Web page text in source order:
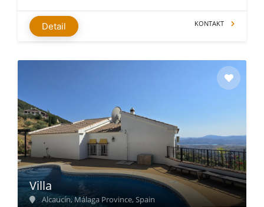
Detail KONTAKT
Villa
Alcaucín, Málaga Province, Spain